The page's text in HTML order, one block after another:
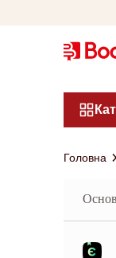
Головна